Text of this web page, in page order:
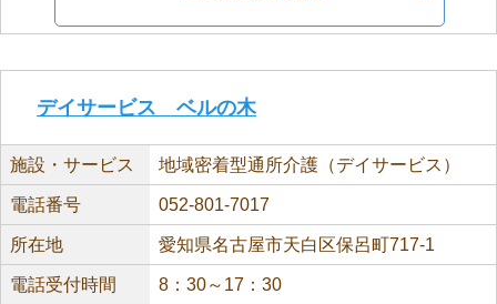
デイサービス ベルの木
施設・サービス 地域密着型通所介護（デイサービス）
電話番号 052-801-7017
所在地 愛知県名古屋市天白区保呂町717-1
電話受付時間 8：30～17：30